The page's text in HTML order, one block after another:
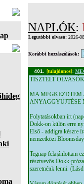
NAPLÓK:
Legutóbbi olvasó: 2026-
Korábbi hozzászólások:
401. [tulajdonos]:
TISZTELT
MA MEGKEZDTEM
ANYAGGYŰJTÉSE
Folytatásokban írt
Dokk-on külön erre
Első - addigra készre
nemzetközi
Tegnap felajánlottam
résztvevős Dokk-
szeretnénk lenni.